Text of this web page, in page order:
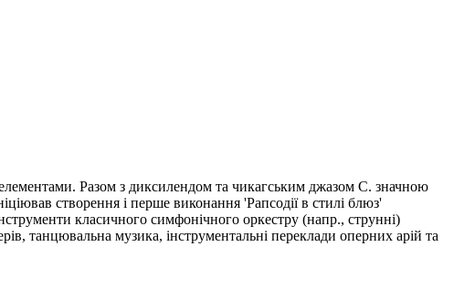
Разом з диксилендом та чикагським джазом С. значною
створення і перше виконання 'Рапсодії в стилі блюз'
класичного симфонічного оркестру (напр., струнні)
танцювальна музика, інструментальні переклади оперних арій та